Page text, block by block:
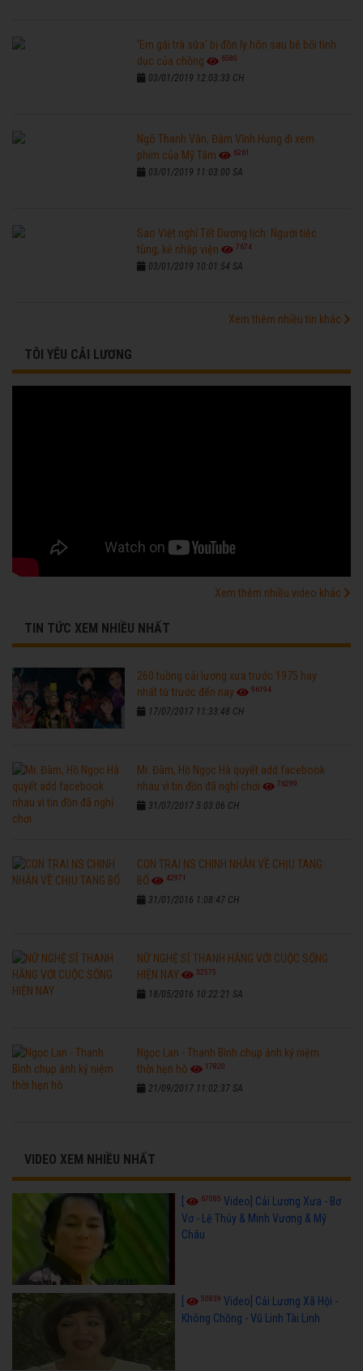
'Em gái trà sữa' bị đồn ly hôn sau bê bối tình
dục của chồng
6580
03/01/2019 12:03:33 CH
Ngô Thanh Vân, Đàm Vĩnh Hưng đi xem
phim của Mỹ Tâm
6261
03/01/2019 11:03:00 SA
Sao Việt nghỉ Tết Dương lịch: Người tiệc
tùng, kẻ nhập viện
7674
03/01/2019 10:01:54 SA
Xem thêm nhiều tin khác
TÔI YÊU CẢI LƯƠNG
Xem thêm nhiều video khác
TIN TỨC XEM NHIỀU NHẤT
260 tuồng cải lương xưa trước 1975 hay
nhất từ trước đến nay
96194
17/07/2017 11:33:48 CH
Mr. Đàm, Hồ Ngọc Hà quyết add facebook
nhau vì tin đồn đã nghỉ chơi
76299
31/07/2017 5:03:06 CH
CON TRAI NS CHINH NHẪN VỀ CHỊU TANG
BỐ
42971
31/01/2016 1:08:47 CH
NỮ NGHỆ SĨ THANH HẰNG VỚI CUỘC SỐNG
HIỆN NAY
32575
18/05/2016 10:22:21 SA
Ngọc Lan - Thanh Bình chụp ảnh kỷ niệm
thời hẹn hò
17820
21/09/2017 11:02:37 SA
VIDEO XEM NHIỀU NHẤT
67085 Video] Cải Lương Xưa - Bơ
Vơ - Lệ Thủy & Minh Vương & Mỹ
Châu
50839 Video] Cải Lương Xã Hội -
Không Chồng - Vũ Linh Tài Linh